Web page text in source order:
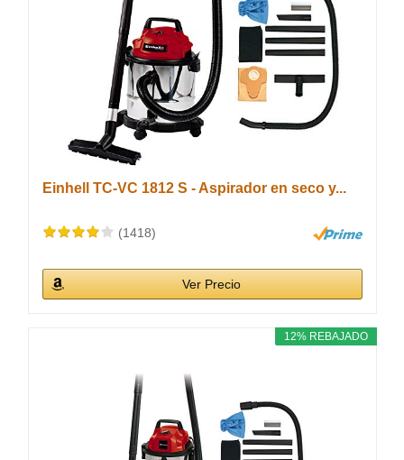
Einhell TC-VC 1812 S - Aspirador en seco y...
(1418)
Ver Precio
12% REBAJADO